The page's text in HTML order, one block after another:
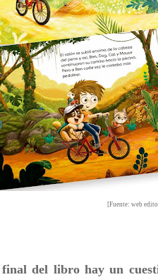
[Fuente: web
del libro hay un